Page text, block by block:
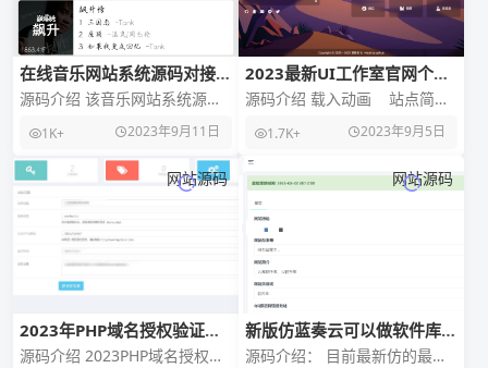
在线音乐网站系统源码对接
QQ音乐,支持搜索和热榜功能
源码介绍 该音乐网站系统源码
能，能够帮助您快速地查找到
您所需要的音乐资源。
1K+ 2023年9月11日
2023最新UI工作室官网个人
主页源码/背景音乐/随机壁
纸/一言
源码介绍 载入动画 站点简
1.7K+ 2023年9月5日
网站源码
2023年PHP域名授权验证系
统
源码介绍 2023PHP域名授权验
网站源码
新版仿蓝奏云可以做软件库
PHP源码
源码介绍： 目前最新仿的最像